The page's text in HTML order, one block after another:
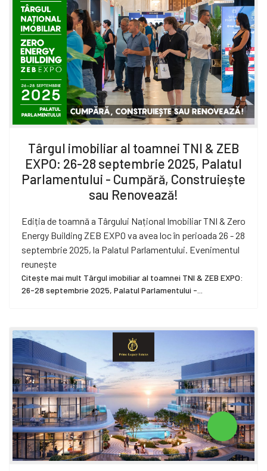
Târgul imobiliar al toamnei TNI & ZEB
EXPO: 26-28 septembrie 2025, Palatul
Parlamentului - Cumpără, Construiește
sau Renovează!
Ediția de toamnă a Târgului Național Imobiliar TNI & Zero
Energy Building ZEB EXPO va avea loc în perioada 26 - 28
septembrie 2025, la Palatul Parlamentului. Evenimentul
reunește
Citește mai mult Târgul imobiliar al toamnei TNI & ZEB EXPO:
26-28 septembrie 2025, Palatul Parlamentului -...